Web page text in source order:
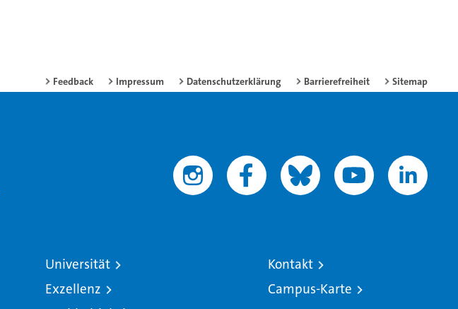
Feedback Impressum Datenschutzerklärung Barrierefreiheit Sitemap
Universität
Exzellenz
Kontakt
Campus-Karte